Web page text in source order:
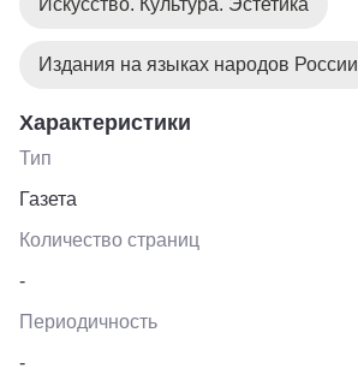
Издания на языках народов России
Характеристики
Тип
Газета
Количество страниц
-
Периодичность
-